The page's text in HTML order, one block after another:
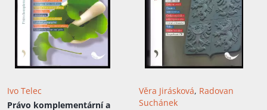
Ivo Telec
Právo komplementární a
Věra Jirásková, Radovan
Suchánek